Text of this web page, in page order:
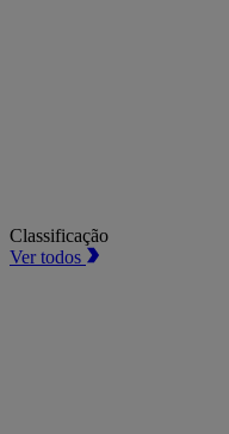
Classificação
Ver todos